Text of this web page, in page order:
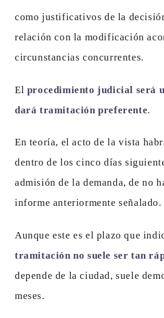
como justificativos de la
relación con la modificación
circunstancias concurrentes.
El procedimiento judicial será
dará tramitación preferente.
En teoría, el acto de la vista
dentro de los cinco días
admisión de la demanda, de no
informe anteriormente señalado.
Aunque este es el plazo que
tramitación no suele ser tan
depende de la ciudad, suele
meses.